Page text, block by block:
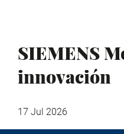
SIEMENS
innovación
17 Jul 2026